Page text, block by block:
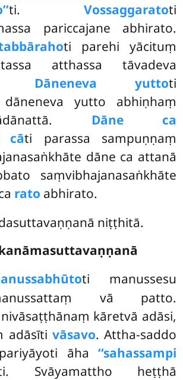
ti. Vossaggaratoti
pariccajane abhirato.
ti parehi yācituṃ
atthassa tāvadeva
Dāneneva yuttoti
dāneneva yutto abhiṇhaṃ
Dāne ca
cāti parassa sampuṇṇaṃ
dāne ca attanā
saṃvibhajanasaṅkhāte
rato abhirato.
niṭṭhitā.
ti manussesu
vā patto.
kāretvā adāsi,
adāsīti vāsavo. Attha-saddo
āha ‘‘sahassampi
Svāyamattho heṭṭhā